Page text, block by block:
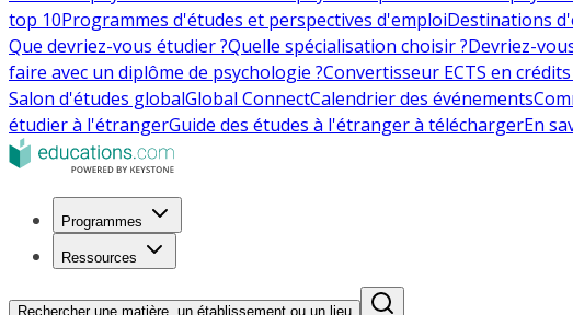
top 10Programmes d'études et perspectives d'emploiDestinations
Que devriez-vous étudier ?Quelle spécialisation choisir ?Devriez-
faire avec un diplôme de psychologie ?Convertisseur ECTS en
Salon d'études globalGlobal ConnectCalendrier des événements
étudier à l'étrangerGuide des études à l'étranger à téléchargerEn
Programmes
Ressources
Rechercher une matière, un établissement ou un lieu